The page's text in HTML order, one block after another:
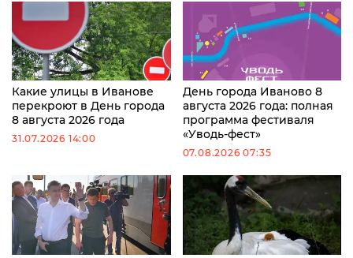
Какие улицы в Иванове
перекроют в День города
8 августа 2026 года
31.07.2026 14:00
День города Иваново 8
августа 2026 года: полная
программа фестиваля
«Уводь-фест»
07.08.2026 07:35